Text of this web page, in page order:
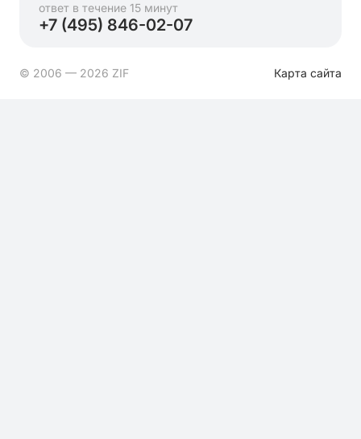
ответ в течение 15 минут
+7 (495) 846-02-07
© 2006 — 2026 ZIF Карта сайта